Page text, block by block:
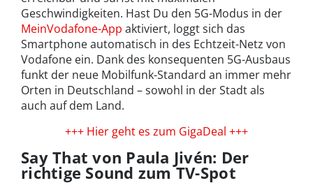
Geschwindigkeiten. Hast Du den 5G-Modus in der
MeinVodafone-App aktiviert, loggt sich das
Smartphone automatisch in des Echtzeit-Netz von
Vodafone ein. Dank des konsequenten 5G-Ausbaus
funkt der neue Mobilfunk-Standard an immer mehr
Orten in Deutschland – sowohl in der Stadt als
auch auf dem Land.
+++ Hier geht es zum GigaDeal +++
Say That von Paula Jivén: Der
richtige Sound zum TV-Spot